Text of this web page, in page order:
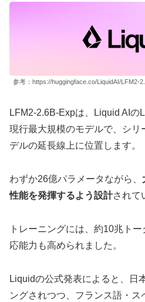
参考：https://huggingface.co/LiquidAI/LFM2-
LFM2-2.6B-Expは、Liquid AIの
現行最大規模のモデルで、シリ
デルの延長線上に位置します。
わずか26億パラメータながら、
性能を発揮するよう設計されて
トレーニングには、約10兆ト
応能力も高められました。
Liquidの公式発表によると、日
ングされつつ、フランス語・